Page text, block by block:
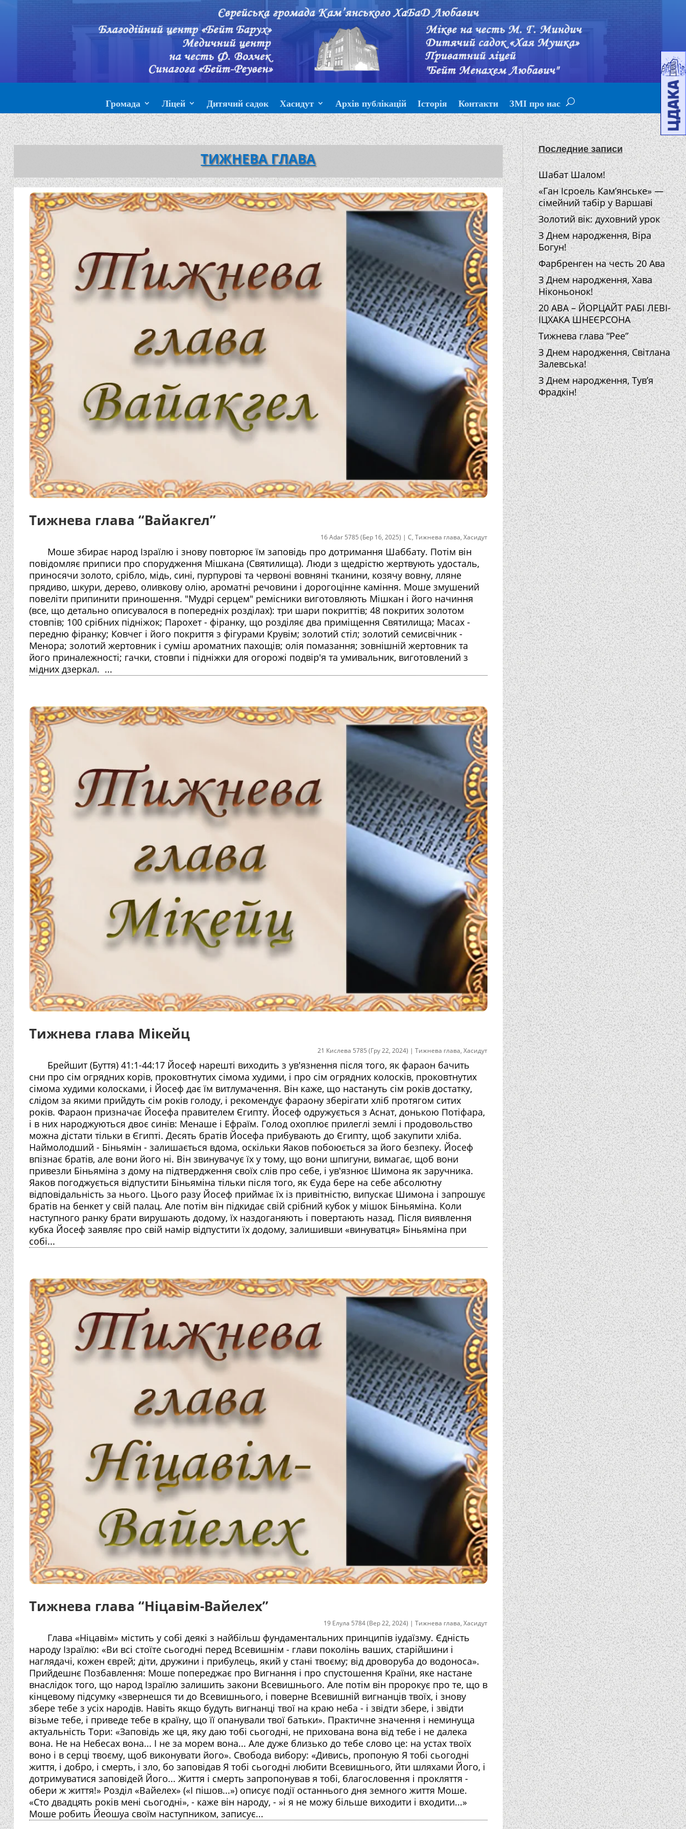
Громада Ліцей Дитячий садок Хасидут Архів публікацій Історія Контакти ЗМІ про нас
ТИЖНЕВА ГЛАВА
Тижнева глава “Вайакгел”
16 Adar 5785 (Бер 16, 2025) | С, Тижнева глава, Хасидут
Моше збирає народ Ізраїлю і знову повторює їм заповідь про дотримання Шаббату. Потім він
повідомляє приписи про спорудження Мішкана (Святилища). Люди з щедрістю жертвують удосталь,
приносячи золото, срібло, мідь, сині, пурпурові та червоні вовняні тканини, козячу вовну, лляне
прядиво, шкури, дерево, оливкову олію, ароматні речовини і дорогоцінне каміння. Моше змушений
повеліти припинити приношення. "Мудрі серцем" ремісники виготовляють Мішкан і його начиння
(все, що детально описувалося в попередніх розділах): три шари покриттів; 48 покритих золотом
стовпів; 100 срібних підніжок; Парохет - фіранку, що розділяє два приміщення Святилища; Масах -
передню фіранку; Ковчег і його покриття з фігурами Крувім; золотий стіл; золотий семисвічник -
Менора; золотий жертовник і суміш ароматних пахощів; олія помазання; зовнішній жертовник та
його приналежності; гачки, стовпи і підніжки для огорожі подвір'я та умивальник, виготовлений з
мідних дзеркал. ...
Тижнева глава Мікейц
21 Кислева 5785 (Гру 22, 2024) | Тижнева глава, Хасидут
Брейшит (Буття) 41:1-44:17 Йосеф нарешті виходить з ув'язнення після того, як фараон бачить
сни про сім огрядних корів, проковтнутих сімома худими, і про сім огрядних колосків, проковтнутих
сімома худими колосками, і Йосеф дає їм витлумачення. Він каже, що настануть сім років достатку,
слідом за якими прийдуть сім років голоду, і рекомендує фараону зберігати хліб протягом ситих
років. Фараон призначає Йосефа правителем Єгипту. Йосеф одружується з Аснат, донькою Потіфара,
і в них народжуються двоє синів: Менаше і Ефраїм. Голод охоплює прилеглі землі і продовольство
можна дістати тільки в Єгипті. Десять братів Йосефа прибувають до Єгипту, щоб закупити хліба.
Наймолодший - Біньямін - залишається вдома, оскільки Яаков побоюється за його безпеку. Йосеф
впізнає братів, але вони його ні. Він звинувачує їх у тому, що вони шпигуни, вимагає, щоб вони
привезли Біньяміна з дому на підтвердження своїх слів про себе, і ув'язнює Шимона як заручника.
Яаков погоджується відпустити Біньяміна тільки після того, як Єуда бере на себе абсолютну
відповідальність за нього. Цього разу Йосеф приймає їх із привітністю, випускає Шимона і запрошує
братів на бенкет у свій палац. Але потім він підкидає свій срібний кубок у мішок Біньяміна. Коли
наступного ранку брати вирушають додому, їх наздоганяють і повертають назад. Після виявлення
кубка Йосеф заявляє про свій намір відпустити їх додому, залишивши «винуватця» Біньяміна при
собі...
Тижнева глава “Ніцавім-Вайелех”
19 Елула 5784 (Вер 22, 2024) | Тижнева глава, Хасидут
Глава «Ніцавім» містить у собі деякі з найбільш фундаментальних принципів іудаїзму. Єдність
народу Ізраїлю: «Ви всі стоїте сьогодні перед Всевишнім - глави поколінь ваших, старійшини і
наглядачі, кожен єврей; діти, дружини і прибулець, який у стані твоєму; від дроворуба до водоноса».
Прийдешнє Позбавлення: Моше попереджає про Вигнання і про спустошення Країни, яке настане
внаслідок того, що народ Ізраїлю залишить закони Всевишнього. Але потім він пророкує про те, що в
кінцевому підсумку «звернешся ти до Всевишнього, і поверне Всевишній вигнанців твоїх, і знову
збере тебе з усіх народів. Навіть якщо будуть вигнанці твої на краю неба - і звідти збере, і звідти
візьме тебе, і приведе тебе в країну, що її опанували твої батьки». Практичне значення і неминуща
актуальність Тори: «Заповідь же ця, яку даю тобі сьогодні, не прихована вона від тебе і не далека
вона. Не на Небесах вона... І не за морем вона... Але дуже близько до тебе слово це: на устах твоїх
воно і в серці твоєму, щоб виконувати його». Свобода вибору: «Дивись, пропоную Я тобі сьогодні
життя, і добро, і смерть, і зло, бо заповідав Я тобі сьогодні любити Всевишнього, йти шляхами Його, і
дотримуватися заповідей Його... Життя і смерть запропонував я тобі, благословення і прокляття -
обери ж життя!» Розділ «Вайелех» («І пішов...») описує події останнього дня земного життя Моше.
«Сто двадцять років мені сьогодні», - каже він народу, - »і я не можу більше виходити і входити...»
Моше робить Йеошуа своїм наступником, записує...
Последние записи
Шабат Шалом!
«Ган Ісроель Кам’янське» —
сімейний табір у Варшаві
Золотий вік: духовний урок
З Днем народження, Віра
Богун!
Фарбренген на честь 20 Ава
З Днем народження, Хава
Ніконьонок!
20 АВА – ЙОРЦАЙТ РАБІ ЛЕВІ-
ІЦХАКА ШНЕЄРСОНА
Тижнева глава “Рее”
З Днем народження, Світлана
Залевська!
З Днем народження, Тув’я
Фрадкін!